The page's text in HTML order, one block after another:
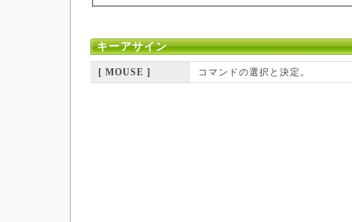
キーアサイン
[ MOUSE ] コマンドの選択と決定。